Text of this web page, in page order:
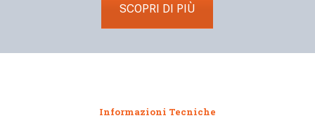
SCOPRI DI PIÙ
Informazioni Tecniche